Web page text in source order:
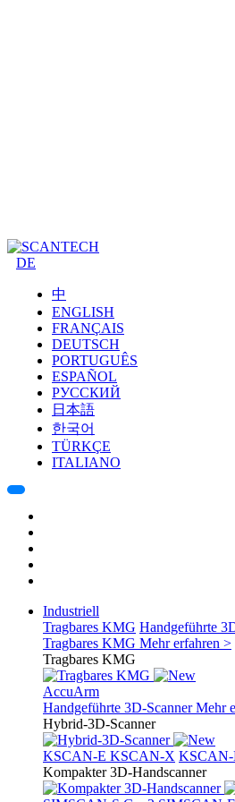
DE
中
ENGLISH
FRANÇAIS
DEUTSCH
PORTUGUÊS
ESPAÑOL
РУССКИЙ
日本語
한국어
TÜRKÇE
ITALIANO
Industriell
Tragbares KMG Handgeführte
Tragbares KMG Mehr erfahren >
Tragbares KMG
AccuArm
Handgeführte 3D-ScannerMehr
Hybrid-3D-Scanner
KSCAN-E KSCAN-X KSCAN-
Kompakter 3D-Handscanner